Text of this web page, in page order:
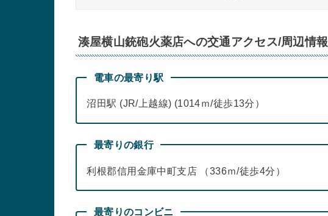
湊屋横山銃砲火薬店への交通アクセス/周辺情報
電車の最寄り駅
沼田駅 (JR/上越線) (1014ｍ/徒歩13分）
最寄りの銀行
利根郡信用金庫中町支店 （336ｍ/徒歩4分）
最寄りのコンビニ